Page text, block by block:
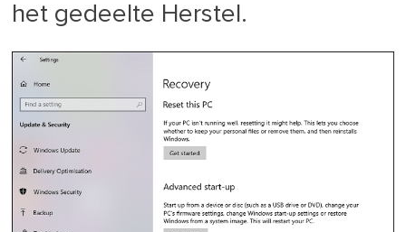
het gedeelte Herstel.